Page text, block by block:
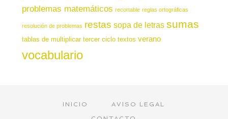
problemas matemáticos recortable reglas ortográficas
resolución de problemas restas sopa de letras sumas
tablas de multiplicar tercer ciclo textos verano
vocabulario
INICIO
AVISO LEGAL